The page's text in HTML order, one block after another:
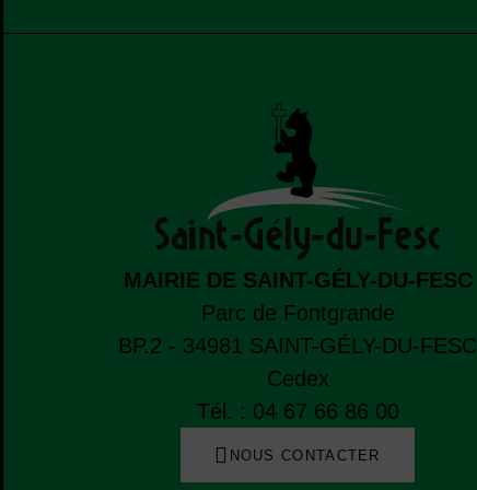
MAIRIE DE SAINT-GÉLY-DU-FESC
Parc de Fontgrande
BP.2 - 34981 SAINT-GÉLY-DU-FESC
Cedex
Tél. : 04 67 66 86 00
NOUS CONTACTER